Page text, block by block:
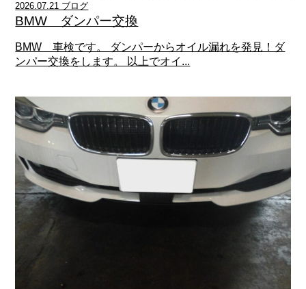
2026.07.21 ブログ
BMW ダンパー交換
BMW 車検です。 ダンパーからオイル漏れを発見！ダ
ンパー交換をします。 以上でオイ...